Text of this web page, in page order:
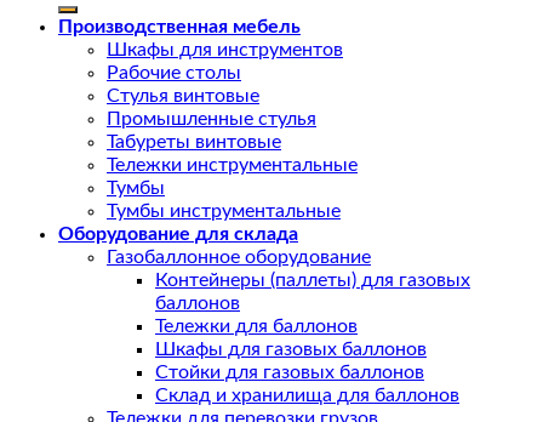
Производственная мебель
Шкафы для инструментов
Рабочие столы
Стулья винтовые
Промышленные стулья
Табуреты винтовые
Тележки инструментальные
Тумбы
Тумбы инструментальные
Оборудование для склада
Газобаллонное оборудование
Контейнеры (паллеты) для газовых
баллонов
Тележки для баллонов
Шкафы для газовых баллонов
Стойки для газовых баллонов
Склад и хранилища для баллонов